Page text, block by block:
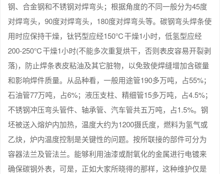
钢、合金钢和不锈钢对焊弯头；根据角度的不同一般分为45度
对焊弯头，90度对焊弯头，180度对焊弯头等。碳钢弯头焊条使
用时应保持干燥，钛钙型应经150℃干燥1小时，低氢型应经
200-250℃干燥1小时(不能多次重复烘干，否则表皮容易开裂剥
落)，防止焊条表皮粘油及其它脏物，以免致使焊缝增加含碳量
和影响焊件质量。从品种看，一般用途管190多万吨，占55%；
石油管77万吨，占6%；液压支柱、精细管15多万吨，占4.5%；
不锈钢冲压弯头管件、轴承管、汽车管共五万吨，占1.5%。钢
坯被送入熔炉内加热，温度大约为1200摄氏度，燃料为氢气或
乙炔，炉内温度控制是关键性的问题。按所联接的部件可分为
容器法兰及管法兰。能够利用油漆或耐氧化的金属进行电镀来
确保碳钢外表，可是，正如大家所晓得的那样，这种维护仅是